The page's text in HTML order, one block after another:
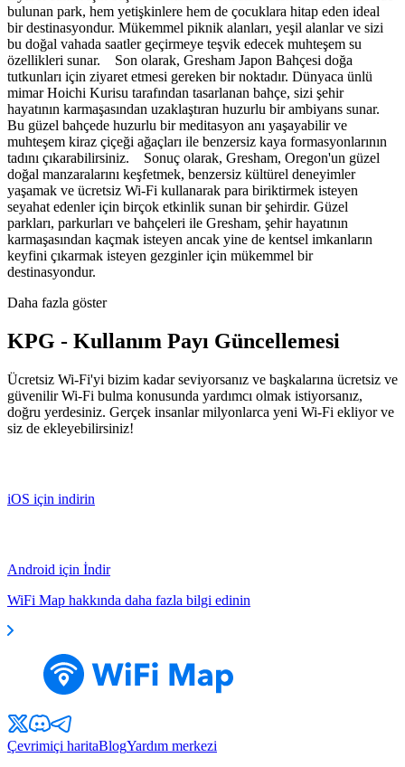
bulunan park, hem yetişkinlere hem de çocuklara hitap eden ideal
bir destinasyondur. Mükemmel piknik alanları, yeşil alanlar ve sizi
bu doğal vahada saatler geçirmeye teşvik edecek muhteşem su
özellikleri sunar. Son olarak, Gresham Japon Bahçesi doğa
tutkunları için ziyaret etmesi gereken bir noktadır. Dünyaca ünlü
mimar Hoichi Kurisu tarafından tasarlanan bahçe, sizi şehir
hayatının karmaşasından uzaklaştıran huzurlu bir ambiyans sunar.
Bu güzel bahçede huzurlu bir meditasyon anı yaşayabilir ve
muhteşem kiraz çiçeği ağaçları ile benzersiz kaya formasyonlarının
tadını çıkarabilirsiniz. Sonuç olarak, Gresham, Oregon'un güzel
doğal manzaralarını keşfetmek, benzersiz kültürel deneyimler
yaşamak ve ücretsiz Wi-Fi kullanarak para biriktirmek isteyen
seyahat edenler için birçok etkinlik sunan bir şehirdir. Güzel
parkları, parkurları ve bahçeleri ile Gresham, şehir hayatının
karmaşasından kaçmak isteyen ancak yine de kentsel imkanların
keyfini çıkarmak isteyen gezginler için mükemmel bir
destinasyondur.
Daha fazla göster
KPG - Kullanım Payı Güncellemesi
Ücretsiz Wi-Fi'yi bizim kadar seviyorsanız ve başkalarına ücretsiz ve
güvenilir Wi-Fi bulma konusunda yardımcı olmak istiyorsanız,
doğru yerdesiniz. Gerçek insanlar milyonlarca yeni Wi-Fi ekliyor ve
siz de ekleyebilirsiniz!
iOS için indirin
Android için İndir
WiFi Map hakkında daha fazla bilgi edinin
Çevrimiçi haritaBlogYardım merkezi